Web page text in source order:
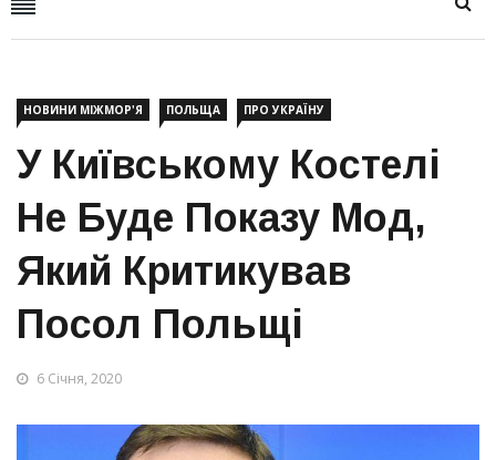
НОВИНИ МІЖМОР'Я ПОЛЬЩА ПРО УКРАЇНУ
У Київському Костелі
Не Буде Показу Мод,
Який Критикував
Посол Польщі
6 Січня, 2020